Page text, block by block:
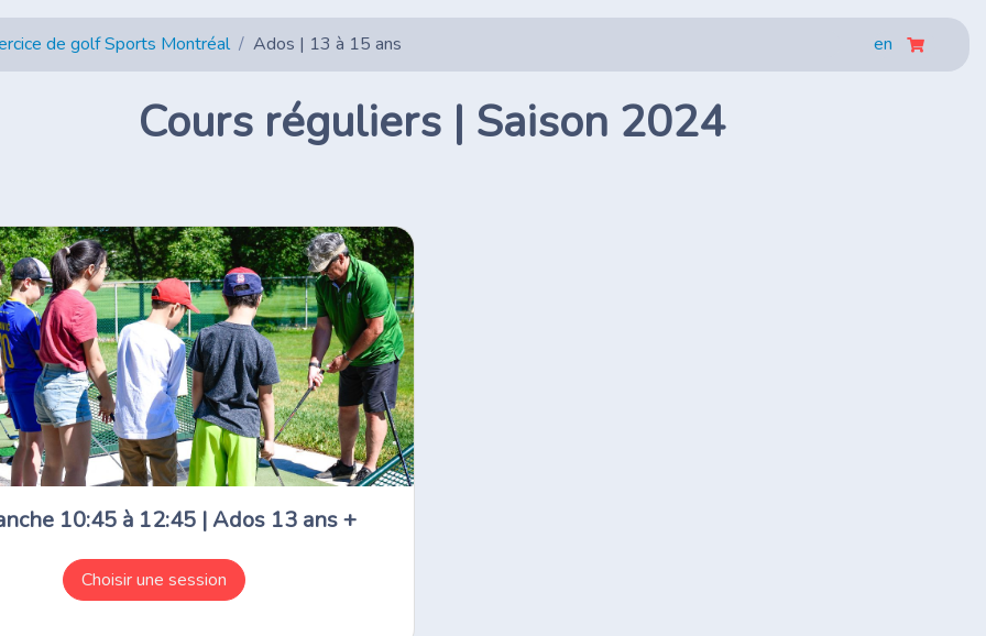
de golf Sports Montréal Ados | 13 à 15 ans en
Cours réguliers | Saison 2024
10:45 à 12:45 | Ados 13 ans +
Choisir une session